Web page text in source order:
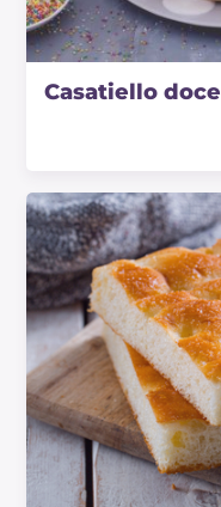
Casatiello doce